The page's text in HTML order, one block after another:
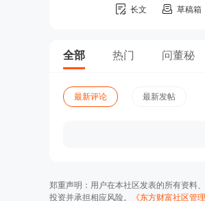
长文 草稿箱
全部 热门 问董秘
最新评论 最新发帖
郑重声明：用户在本社区发表的所有资料
投资并承担相应风险。
《东方财富社区管